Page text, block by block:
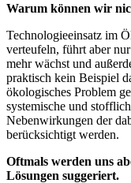
Warum können wir
Technologieeinsatz im
verteufeln, führt aber
mehr wächst und
praktisch kein Beispiel
ökologisches Problem
systemische und
Nebenwirkungen der
berücksichtigt werden.
Oftmals werden uns
Lösungen suggeriert.